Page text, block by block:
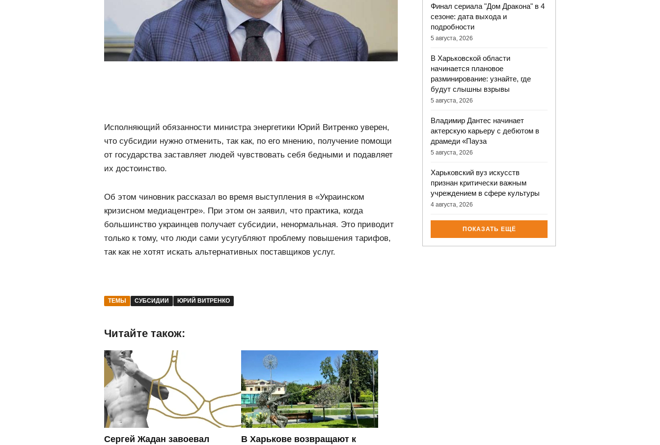
Исполняющий обязанности министра энергетики Юрий Витренко уверен,
что субсидии нужно отменить, так как, по его мнению, получение помощи
от государства заставляет людей чувствовать себя бедными и подавляет
их достоинство.
Об этом чиновник рассказал во время выступления в «Украинском
кризисном медиацентре». При этом он заявил, что практика, когда
большинство украинцев получает субсидии, ненормальная. Это приводит
только к тому, что люди сами усугубляют проблему повышения тарифов,
так как не хотят искать альтернативных поставщиков услуг.
ТЕМЫ СУБСИДИИ ЮРИЙ ВИТРЕНКО
Читайте також:
Сергей Жадан завоевал
В Харькове возвращают к
Финал сериала "Дом Дракона" в 4
сезоне: дата выхода и
подробности
5 августа, 2026
В Харьковской области
начинается плановое
разминирование: узнайте, где
будут слышны взрывы
5 августа, 2026
Владимир Дантес начинает
актерскую карьеру с дебютом в
драмеди «Пауза
5 августа, 2026
Харьковский вуз искусств
признан критически важным
учреждением в сфере культуры
4 августа, 2026
ПОКАЗАТЬ ЕЩЁ